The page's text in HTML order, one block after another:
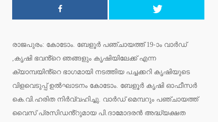
രാജപുരം: കോടോം. ബേളൂർ പഞ്ചായത്ത് 19-ാം വാർഡ്
,കൃഷി ഭവൻ്റെ ഞങ്ങളും കൃഷിയിലേക്ക് എന്ന
ക്യാമ്പയിൻ്റെ ഭാഗമായി നടത്തിയ പച്ചക്കറി കൃഷിയുടെ
വിളവെടുപ്പ് ഉൽഘാടനം കോടോം. ബേളൂർ കൃഷി ഓഫീസർ
കെ.വി.ഹരിത നിർവ്വഹിച്ചു. വാർഡ് മെമ്പറും പഞ്ചായത്ത്
വൈസ് പ്രസിഡൻ്റുമായ പി.ദാമോദരൻ അദ്ധ്യക്ഷത